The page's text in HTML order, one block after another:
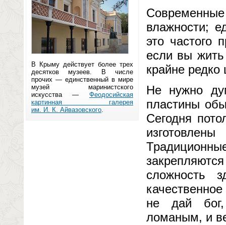
В Крыму действует более трех
десятков музеев. В числе
прочих — единственный в мире
музей маринистского
искусства — Феодосийская
картинная галерея
им. И. К. Айвазовского.
влажности;
это частого
если вы
крайне редко
Не нужно
пластины
Сегодня
сложность
не дай бог,
ломаным, и